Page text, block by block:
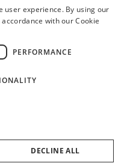
Política de privacidad y cookies
con nosotros
Libro de reclamaciones
ENGLISH
user experience. By using our
with our Cookie
PERFORMANCE
DECLINE ALL